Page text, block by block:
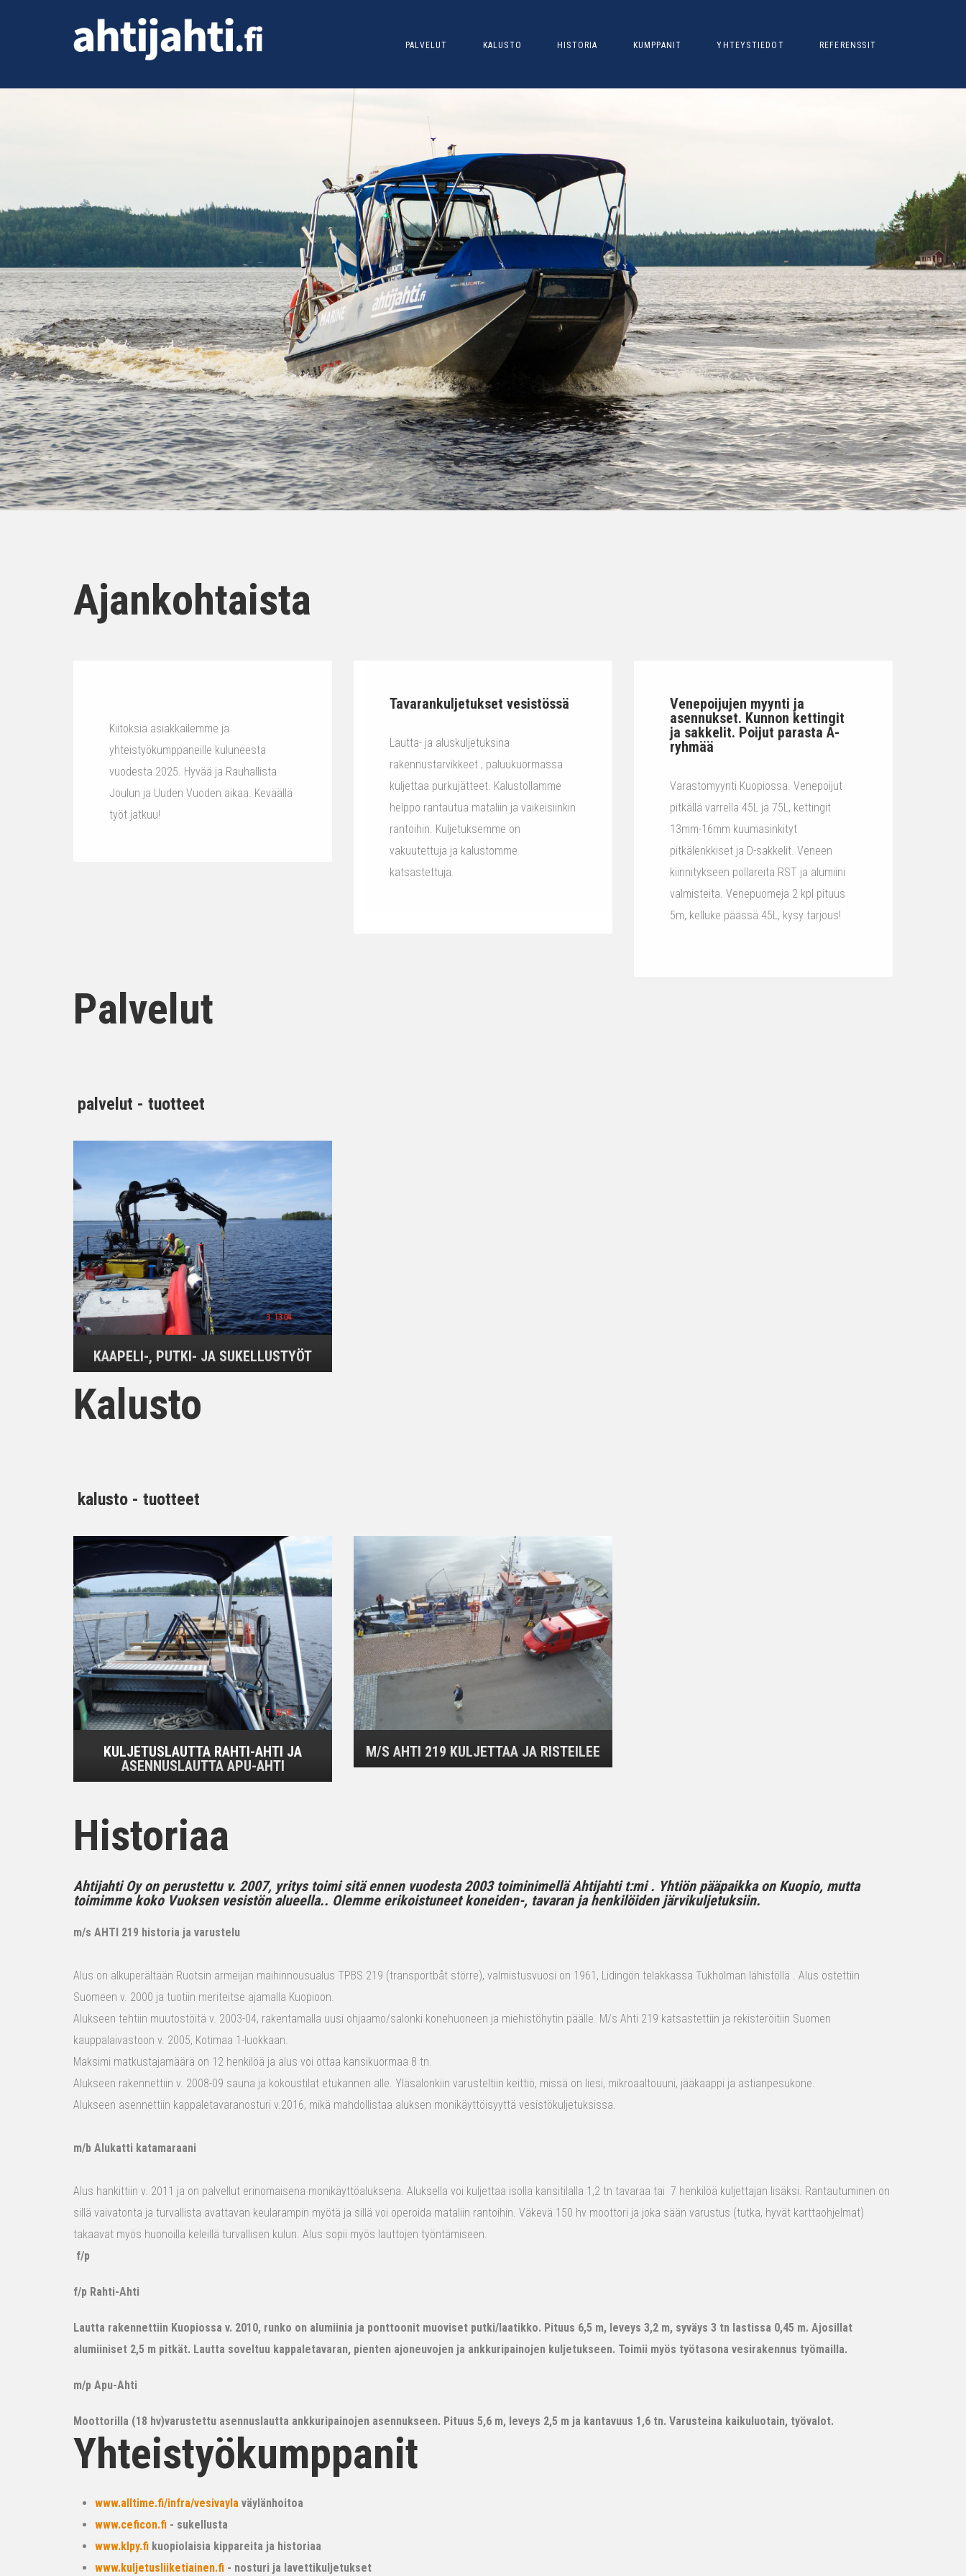
PALVELUT KALUSTO HISTORIA KUMPPANIT YHTEYSTIEDOT REFERENSSIT
Ajankohtaista
Kiitoksia asiakkailemme ja
yhteistyökumppaneille kuluneesta
vuodesta 2025. Hyvää ja Rauhallista
Joulun ja Uuden Vuoden aikaa. Keväällä
työt jatkuu!
Tavarankuljetukset vesistössä
Lautta- ja aluskuljetuksina
rakennustarvikkeet , paluukuormassa
kuljettaa purkujätteet. Kalustollamme
helppo rantautua mataliin ja vaikeisiinkin
rantoihin. Kuljetuksemme on
vakuutettuja ja kalustomme
katsastettuja.
Venepoijujen myynti ja
asennukset. Kunnon kettingit
ja sakkelit. Poijut parasta A-
ryhmää
Varastomyynti Kuopiossa. Venepoijut
pitkällä varrella 45L ja 75L, kettingit
13mm-16mm kuumasinkityt
pitkälenkkiset ja D-sakkelit. Veneen
kiinnitykseen pollareita RST ja alumiini
valmisteita. Venepuomeja 2 kpl pituus
5m, kelluke päässä 45L, kysy tarjous!
Palvelut
palvelut - tuotteet
KAAPELI-, PUTKI- JA SUKELLUSTYÖT
Kalusto
kalusto - tuotteet
KULJETUSLAUTTA RAHTI-AHTI JA
ASENNUSLAUTTA APU-AHTI
M/S AHTI 219 KULJETTAA JA RISTEILEE
Historiaa
Ahtijahti Oy on perustettu v. 2007, yritys toimi sitä ennen vuodesta 2003 toiminimellä Ahtijahti t:mi . Yhtiön pääpaikka on Kuopio, mutta
toimimme koko Vuoksen vesistön alueella.. Olemme erikoistuneet koneiden-, tavaran ja henkilöiden järvikuljetuksiin.
m/s AHTI 219 historia ja varustelu
Alus on alkuperältään Ruotsin armeijan maihinnousualus TPBS 219 (transportbåt större), valmistusvuosi on 1961, Lidingön telakkassa Tukholman lähistöllä . Alus ostettiin
Suomeen v. 2000 ja tuotiin meriteitse ajamalla Kuopioon.
Alukseen tehtiin muutostöitä v. 2003-04, rakentamalla uusi ohjaamo/salonki konehuoneen ja miehistöhytin päälle. M/s Ahti 219 katsastettiin ja rekisteröitiin Suomen
kauppalaivastoon v. 2005, Kotimaa 1-luokkaan.
Maksimi matkustajamäärä on 12 henkilöä ja alus voi ottaa kansikuormaa 8 tn.
Alukseen rakennettiin v. 2008-09 sauna ja kokoustilat etukannen alle. Yläsalonkiin varusteltiin keittiö, missä on liesi, mikroaaltouuni, jääkaappi ja astianpesukone.
Alukseen asennettiin kappaletavaranosturi v.2016, mikä mahdollistaa aluksen monikäyttöisyyttä vesistökuljetuksissa.
m/b Alukatti katamaraani
Alus hankittiin v. 2011 ja on palvellut erinomaisena monikäyttöaluksena. Aluksella voi kuljettaa isolla kansitilalla 1,2 tn tavaraa tai 7 henkilöä kuljettajan lisäksi. Rantautuminen on
sillä vaivatonta ja turvallista avattavan keularampin myötä ja sillä voi operoida mataliin rantoihin. Väkevä 150 hv moottori ja joka sään varustus (tutka, hyvät karttaohjelmat)
takaavat myös huonoilla keleillä turvallisen kulun. Alus sopii myös lauttojen työntämiseen.
f/p
f/p Rahti-Ahti
Lautta rakennettiin Kuopiossa v. 2010, runko on alumiinia ja ponttoonit muoviset putki/laatikko. Pituus 6,5 m, leveys 3,2 m, syväys 3 tn lastissa 0,45 m. Ajosillat
alumiiniset 2,5 m pitkät. Lautta soveltuu kappaletavaran, pienten ajoneuvojen ja ankkuripainojen kuljetukseen. Toimii myös työtasona vesirakennus työmailla.
m/p Apu-Ahti
Moottorilla (18 hv)varustettu asennuslautta ankkuripainojen asennukseen. Pituus 5,6 m, leveys 2,5 m ja kantavuus 1,6 tn. Varusteina kaikuluotain, työvalot.
Yhteistyökumppanit
www.alltime.fi/infra/vesivayla väylänhoitoa
www.ceficon.fi - sukellusta
www.klpy.fi kuopiolaisia kippareita ja historiaa
www.kuljetusliiketiainen.fi - nosturi ja lavettikuljetukset